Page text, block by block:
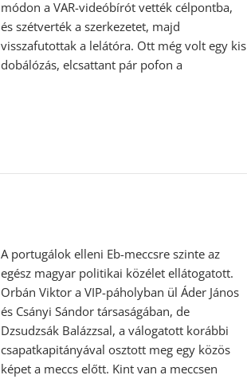
módon a VAR-videóbírót vették célpontba,
és szétverték a szerkezetet, majd
visszafutottak a lelátóra. Ott még volt egy kis
dobálózás, elcsattant pár pofon a
A portugálok elleni Eb-meccsre szinte az
egész magyar politikai közélet ellátogatott.
Orbán Viktor a VIP-páholyban ül Áder János
és Csányi Sándor társaságában, de
Dzsudzsák Balázzsal, a válogatott korábbi
csapatkapitányával osztott meg egy közös
képet a meccs előtt. Kint van a meccsen